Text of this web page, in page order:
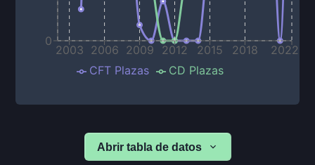
2003 2006 2009 2012 2015 2018 2022
0
CFT Plazas CD Plazas
Abrir tabla de datos